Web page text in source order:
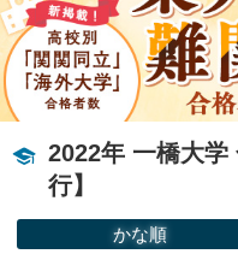
2022年 一橋大学
行】
かな順